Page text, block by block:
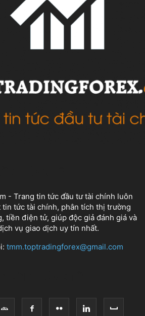
- Trang tin tức đầu tư tài chính luôn
tin tức tài chính, phân tích thị trường
tiền điện tử, giúp độc giả đánh giá và
vụ giao dịch uy tín nhất.
tmm.toptradingforex@gmail.com